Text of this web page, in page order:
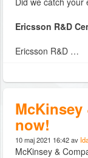
Ericsson R&D
Ericsson R&D …
now!
10 maj 2021 16:42 av
McKinsey &